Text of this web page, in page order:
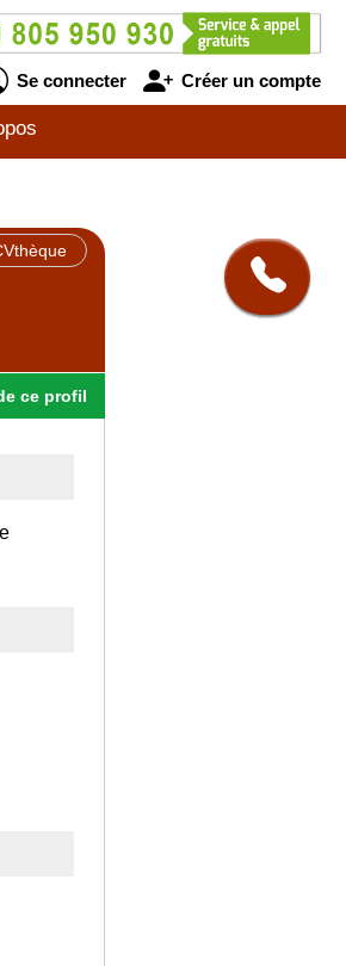
Se connecter Créer un compte
ce profil